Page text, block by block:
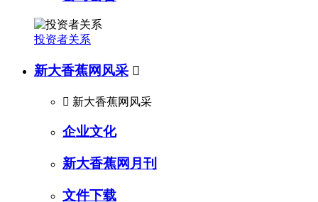
投资者关系
新大香蕉网风采 
 新大香蕉网风采
企业文化
新大香蕉网月刊
文件下载